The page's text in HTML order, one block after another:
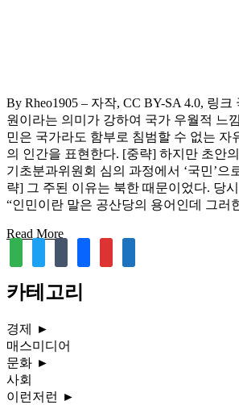
By Rheo1905 – 자작, CC BY-SA 4.0, 링
원이라는 의미가 강하여 국가 우월적 느
민은 국가라도 함부로 침범할 수 없는 자
의 인간을 표현한다. [중략] 하지만 초안
기초분과위원회 심의 과정에서 ‘국민’으
략] 그 주된 이유는 북한 때문이었다. 당
“인민이란 말은 공산당의 용어인데 그
Read More
document
카테고리
경제
►
매스미디어
문화 ►
사회
이런저런
►